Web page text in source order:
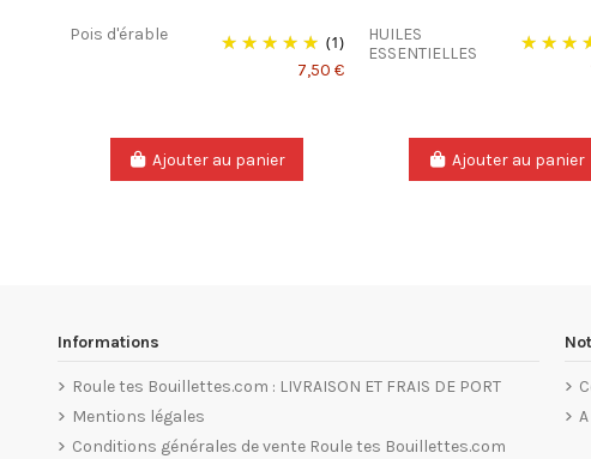
Pois d'érable (1)
7,50 €
Ajouter au panier
HUILES
ESSENTIELLES
Ajouter au panier
Informations
Roule tes Bouillettes.com : LIVRAISON ET FRAIS DE PORT
Mentions légales
Conditions générales de vente Roule tes Bouillettes.com